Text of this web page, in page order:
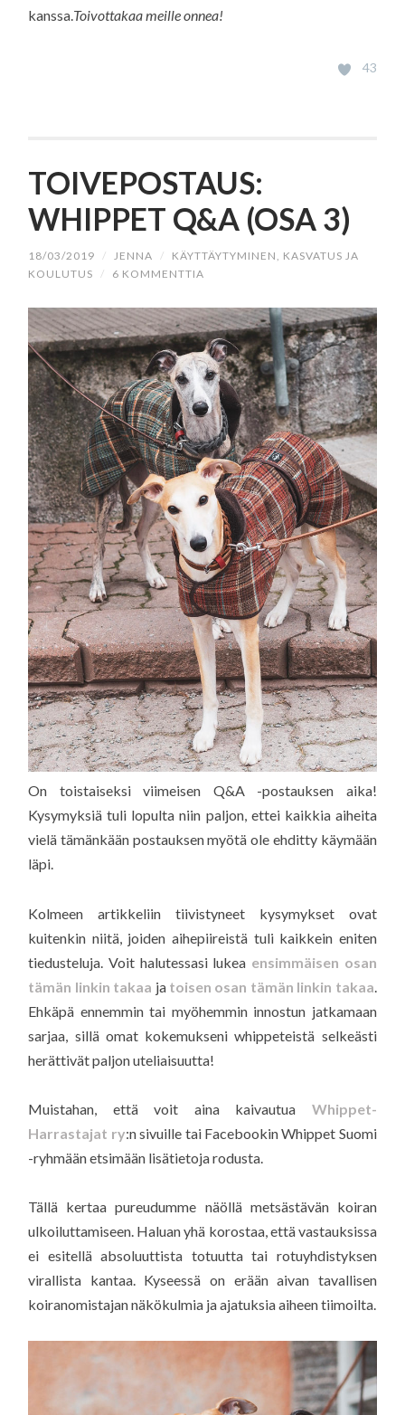
kanssa. Toivottakaa meille onnea!
43
TOIVEPOSTAUS:
WHIPPET Q&A (OSA 3)
18/03/2019 / JENNA /
KÄYTTÄYTYMINEN, KASVATUS JA
KOULUTUS
/ 6 KOMMENTTIA
On toistaiseksi viimeisen Q&A -postauksen aika!
Kysymyksiä tuli lopulta niin paljon, ettei kaikkia aiheita
vielä tämänkään postauksen myötä ole ehditty käymään
läpi.
Kolmeen artikkeliin tiivistyneet kysymykset ovat
kuitenkin niitä, joiden aihepiireistä tuli kaikkein eniten
tiedusteluja. Voit halutessasi lukea ensimmäisen osan
tämän linkin takaa ja toisen osan tämän linkin takaa
Ehkäpä ennemmin tai myöhemmin innostun jatkamaan
sarjaa, sillä omat kokemukseni whippeteistä selkeästi
herättivät paljon uteliaisuutta!
Muistahan, että voit aina kaivautua Whippet-
Harrastajat ry:n sivuille tai Facebookin Whippet Suomi
-ryhmään etsimään lisätietoja rodusta.
Tällä kertaa pureudumme näöllä metsästävän koiran
ulkoiluttamiseen. Haluan yhä korostaa, että vastauksissa
ei esitellä absoluuttista totuutta tai rotuyhdistyksen
virallista kantaa. Kyseessä on erään aivan tavallisen
koiranomistajan näkökulmia ja ajatuksia aiheen tiimoilta.